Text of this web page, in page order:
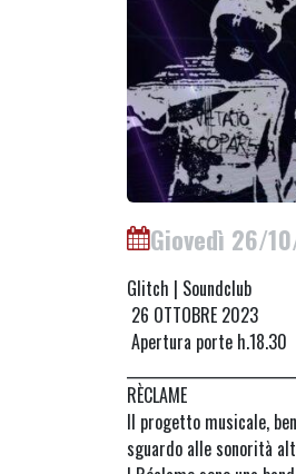
Giovedì 26/
Glitch | Soundclub
26 OTTOBRE 2023
Apertura porte h.18.30
RÈCLAME
Il progetto musicale,
sguardo alle sonorità